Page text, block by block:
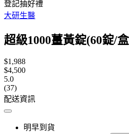
登記抽好禮
大研生醫
超級1000薑黃錠(60錠/
$1,988
$4,500
5.0
(37)
配送資訊
明早到貨